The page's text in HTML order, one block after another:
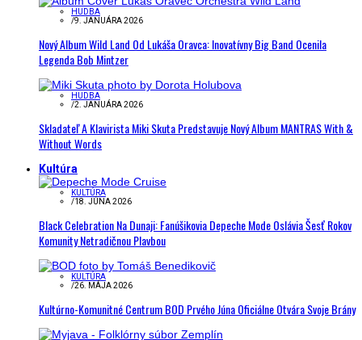
HUDBA
/9. JANUÁRA 2026
Nový Album Wild Land Od Lukáša Oravca: Inovatívny Big Band Ocenila
Legenda Bob Mintzer
HUDBA
/2. JANUÁRA 2026
Skladateľ A Klavirista Miki Skuta Predstavuje Nový Album MANTRAS With &
Without Words
Kultúra
KULTÚRA
/18. JÚNA 2026
Black Celebration Na Dunaji: Fanúšikovia Depeche Mode Oslávia Šesť Rokov
Komunity Netradičnou Plavbou
KULTÚRA
/26. MÁJA 2026
Kultúrno-Komunitné Centrum BOD Prvého Júna Oficiálne Otvára Svoje Brány